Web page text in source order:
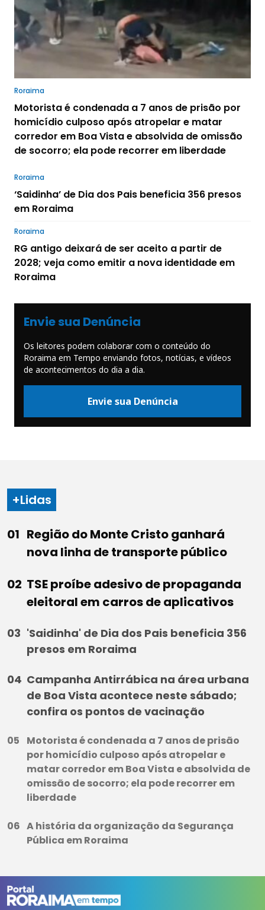
Roraima
Motorista é condenada a 7 anos de prisão por
homicídio culposo após atropelar e matar
corredor em Boa Vista e absolvida de omissão
de socorro; ela pode recorrer em liberdade
Roraima
‘Saidinha’ de Dia dos Pais beneficia 356 presos
em Roraima
Roraima
RG antigo deixará de ser aceito a partir de
2028; veja como emitir a nova identidade em
Roraima
Envie sua Denúncia
Os leitores podem colaborar com o conteúdo do
Roraima em Tempo enviando fotos, notícias, e vídeos
de acontecimentos do dia a dia.
Envie sua Denúncia
+Lidas
Região do Monte Cristo ganhará
nova linha de transporte público
TSE proíbe adesivo de propaganda
eleitoral em carros de aplicativos
'Saidinha' de Dia dos Pais beneficia 356
presos em Roraima
Campanha Antirrábica na área urbana
de Boa Vista acontece neste sábado;
confira os pontos de vacinação
Motorista é condenada a 7 anos de prisão
por homicídio culposo após atropelar e
matar corredor em Boa Vista e absolvida de
omissão de socorro; ela pode recorrer em
liberdade
A história da organização da Segurança
Pública em Roraima